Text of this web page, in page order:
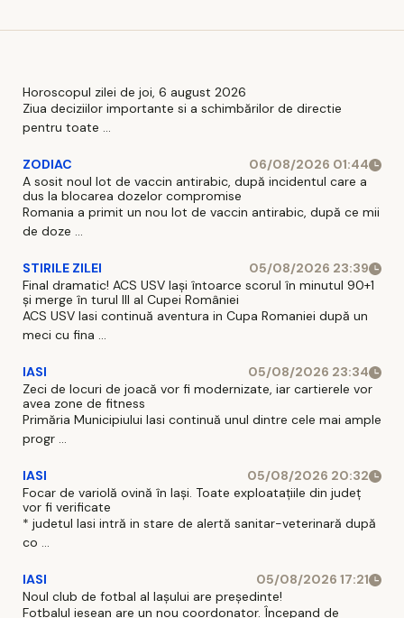
Horoscopul zilei de joi, 6 august 2026
Ziua deciziilor importante si a schimbărilor de directie
pentru toate ...
ZODIAC
06/08/2026 01:44
A sosit noul lot de vaccin antirabic, după incidentul care a
dus la blocarea dozelor compromise
Romania a primit un nou lot de vaccin antirabic, după ce mii
de doze ...
STIRILE ZILEI
05/08/2026 23:39
Final dramatic! ACS USV Iași întoarce scorul în minutul 90+1
și merge în turul III al Cupei României
ACS USV Iasi continuă aventura in Cupa Romaniei după un
meci cu fina ...
IASI
05/08/2026 23:34
Zeci de locuri de joacă vor fi modernizate, iar cartierele vor
avea zone de fitness
Primăria Municipiului Iasi continuă unul dintre cele mai ample
progr ...
IASI
05/08/2026 20:32
Focar de variolă ovină în Iași. Toate exploatațiile din județ
vor fi verificate
* judetul Iasi intră in stare de alertă sanitar-veterinară după
co ...
IASI
05/08/2026 17:21
Noul club de fotbal al Iașului are președinte!
Fotbalul iesean are un nou coordonator. Începand de